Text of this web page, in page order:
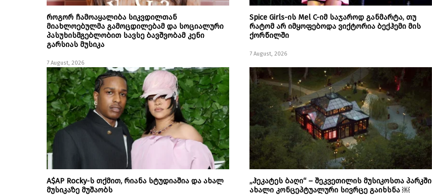
როგორ ჩამოაყალიბა სიკვდილთან
მიახლოებულმა გამოცდილებამ და სოციალური
პასუხისმგებლობით სავსე ბავშვობამ კენი
გარსიას მუსიკა
7 August, 2026
Spice Girls-ის Mel C-იმ საჯაროდ განმარტა, თუ
რატომ არ იმყოფებოდა ვიქტორია ბექჰემი მის
ქორწილში
7 August, 2026
A$AP Rocky-ს თქმით, რიანა სტუდიაშია და ახალ
მუსიკაზე მუშაობს
„ჰეკატეს ბაღი“ – შეკვეთილის მუსიკოსთა პარკში
ახალი კონცეპტუალური სივრცე გაიხსნა ￼